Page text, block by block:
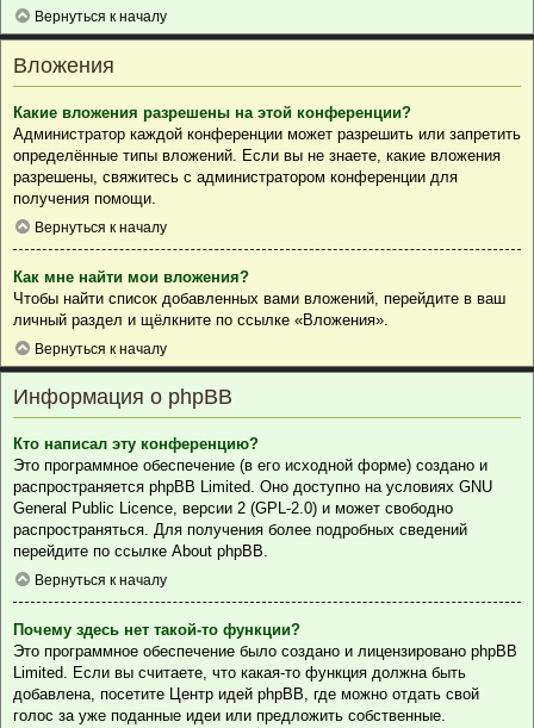
Вернуться к началу
Вложения
Какие вложения разрешены на этой конференции?
Администратор каждой конференции может разрешить или запретить
определённые типы вложений. Если вы не знаете, какие вложения
разрешены, свяжитесь с администратором конференции для
получения помощи.
Вернуться к началу
Как мне найти мои вложения?
Чтобы найти список добавленных вами вложений, перейдите в ваш
личный раздел и щёлкните по ссылке «Вложения».
Вернуться к началу
Информация о phpBB
Кто написал эту конференцию?
Это программное обеспечение (в его исходной форме) создано и
распространяется phpBB Limited. Оно доступно на условиях GNU
General Public Licence, версии 2 (GPL-2.0) и может свободно
распространяться. Для получения более подробных сведений
перейдите по ссылке About phpBB.
Вернуться к началу
Почему здесь нет такой-то функции?
Это программное обеспечение было создано и лицензировано phpBB
Limited. Если вы считаете, что какая-то функция должна быть
добавлена, посетите Центр идей phpBB, где можно отдать свой
голос за уже поданные идеи или предложить собственные.